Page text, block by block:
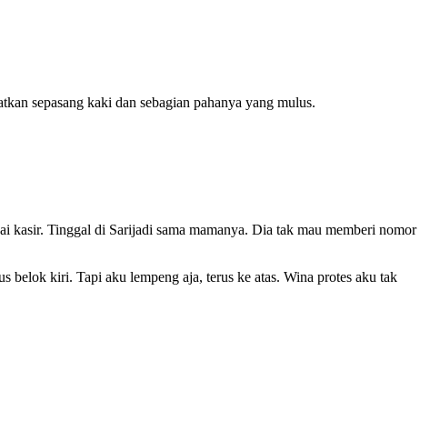
sepasang kaki dan sebagian pahanya yang mulus.
Tinggal di Sarijadi sama mamanya. Dia tak mau memberi nomor
kiri. Tapi aku lempeng aja, terus ke atas. Wina protes aku tak